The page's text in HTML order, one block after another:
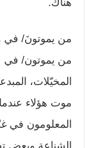
هناك.
من يموتونَ/ في
من يموتون/ في
المخيّلات،
موت هؤلاء
المعلومون في